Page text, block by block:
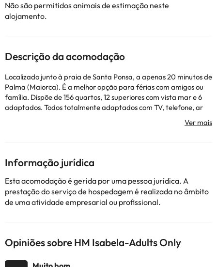
Não são permitidos animais de estimação neste
alojamento.
Descrição da acomodação
Localizado junto à praia de Santa Ponsa, a apenas 20 minutos de
Palma (Maiorca). É a melhor opção para férias com amigos ou
família. Dispõe de 156 quartos, 12 superiores com vista mar e 6
adaptados. Todos totalmente adaptados com TV, telefone, ar
condicionado, varanda... Além disso, no whala!isabela, você pode
desfrutar de amplos espaços e áreas comuns, piscina, bar na
Ponça, Clube de Ténis de Santa Ponça, Clube Náutico... Além de
lojas, restaurantes e bares.
Alguns dos serviços detalhados podem ser pagos. Você pode
consultar as tarifas diretamente no estabelecimento. O
sujeita a alterações pelo alojamento.
Alguns dos serviços indicados podem ter custos adicionais. Pode
Informação jurídica
Esta acomodação é gerida por uma pessoa jurídica. A
prestação do serviço de hospedagem é realizada no âmbito
de uma atividade empresarial ou profissional.
Opiniões sobre HM Isabela-Adults Only